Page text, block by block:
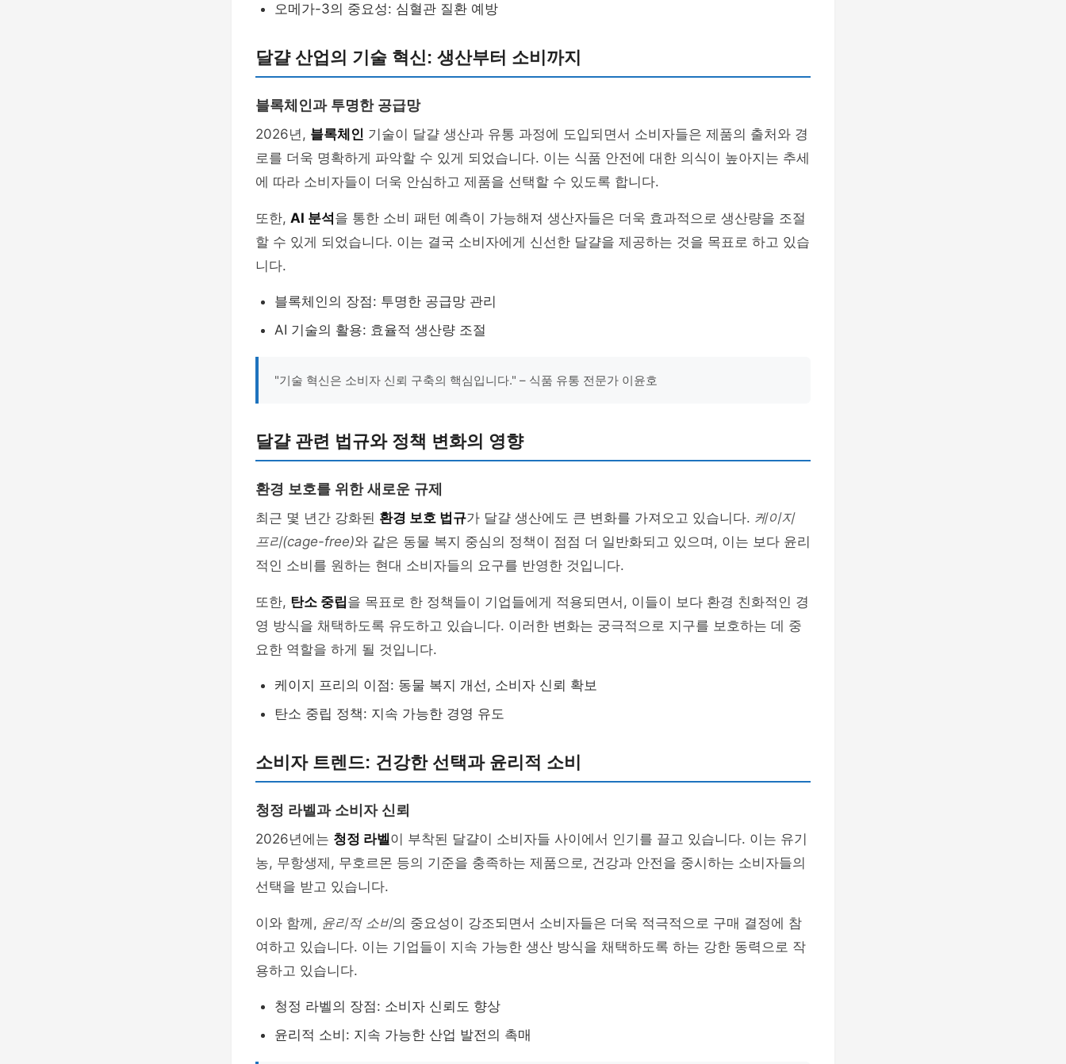
오메가-3의 중요성: 심혈관 질환 예방
달걀 산업의 기술 혁신: 생산부터 소비까지
블록체인과 투명한 공급망
2026년, 블록체인 기술이 달걀 생산과 유통 과정에 도입되면서 소비자들은 제품의 출처와 경
로를 더욱 명확하게 파악할 수 있게 되었습니다. 이는 식품 안전에 대한 의식이 높아지는 추세
에 따라 소비자들이 더욱 안심하고 제품을 선택할 수 있도록 합니다.
또한, AI 분석을 통한 소비 패턴 예측이 가능해져 생산자들은 더욱 효과적으로 생산량을 조절
할 수 있게 되었습니다. 이는 결국 소비자에게 신선한 달걀을 제공하는 것을 목표로 하고 있습
니다.
블록체인의 장점: 투명한 공급망 관리
AI 기술의 활용: 효율적 생산량 조절
"기술 혁신은 소비자 신뢰 구축의 핵심입니다." – 식품 유통 전문가 이윤호
달걀 관련 법규와 정책 변화의 영향
환경 보호를 위한 새로운 규제
최근 몇 년간 강화된 환경 보호 법규가 달걀 생산에도 큰 변화를 가져오고 있습니다. 케이지
프리(cage-free)와 같은 동물 복지 중심의 정책이 점점 더 일반화되고 있으며, 이는 보다 윤리
적인 소비를 원하는 현대 소비자들의 요구를 반영한 것입니다.
또한, 탄소 중립을 목표로 한 정책들이 기업들에게 적용되면서, 이들이 보다 환경 친화적인 경
영 방식을 채택하도록 유도하고 있습니다. 이러한 변화는 궁극적으로 지구를 보호하는 데 중
요한 역할을 하게 될 것입니다.
케이지 프리의 이점: 동물 복지 개선, 소비자 신뢰 확보
탄소 중립 정책: 지속 가능한 경영 유도
소비자 트렌드: 건강한 선택과 윤리적 소비
청정 라벨과 소비자 신뢰
2026년에는 청정 라벨이 부착된 달걀이 소비자들 사이에서 인기를 끌고 있습니다. 이는 유기
농, 무항생제, 무호르몬 등의 기준을 충족하는 제품으로, 건강과 안전을 중시하는 소비자들의
선택을 받고 있습니다.
이와 함께, 윤리적 소비의 중요성이 강조되면서 소비자들은 더욱 적극적으로 구매 결정에 참
여하고 있습니다. 이는 기업들이 지속 가능한 생산 방식을 채택하도록 하는 강한 동력으로 작
용하고 있습니다.
청정 라벨의 장점: 소비자 신뢰도 향상
윤리적 소비: 지속 가능한 산업 발전의 촉매